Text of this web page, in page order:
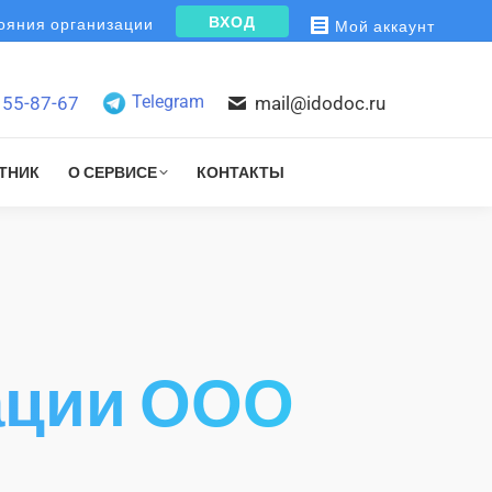
организации ВХОД Мой аккаунт
87-67 Telegram mail@idodoc.ru
О СЕРВИСЕ КОНТАКТЫ
ООО